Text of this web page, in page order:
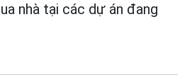
nhà tại các dự án đang